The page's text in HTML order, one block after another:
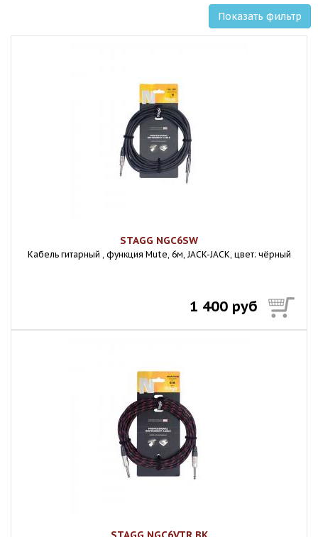
Показать фильтр
STAGG NGC6SW
Кабель гитарный , функция Mute, 6м, JACK-JACK, цвет: чёрный
1 400 руб